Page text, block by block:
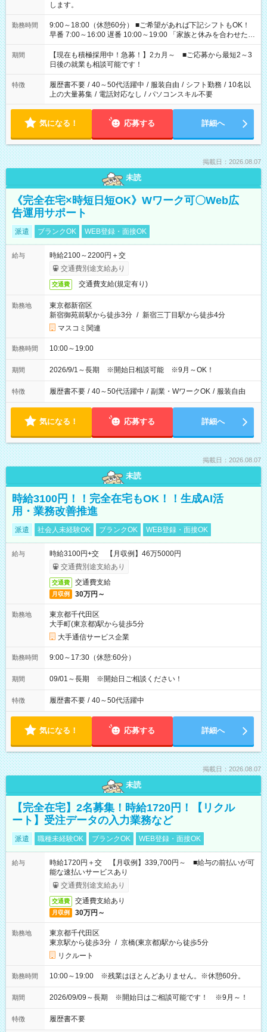
します。
勤務時間
9:00～18:00（休憩60分） ■ご希望があれば下記シフトもOK！
早番 7:00～16:00 遅番 10:00～19:00 「家族と休みを合わせた
い」 「余裕を持って夕飯の準備がしたい」 「できれば残業はし
たくない」 など、ご希望を教えてくださいね。 ※Wワーク希望
の方へ 今ご覧のお仕事で希望する勤務時間と、もう1つのお仕事
の勤務時間。 合計で週40時間を超える場合は応募できません。
期間
【現在も積極採用中！急募！】2カ月～ ■ご応募から最短2～3
日後の就業も相談可能です！
特徴 履歴書不要 / 40～50代活躍中 / 服装自由 / シフト勤務 / 10名以
上の大量募集 / 電話対応なし / パソコンスキル不要
気になる！ 応募する 詳細へ
掲載日：2026.08.07
未読
《完全在宅×時短日短OK》Wワーク可〇Web広
告運用サポート
派遣 ブランクOK WEB登録・面接OK
給与
時給2100～2200円＋交
交通費別途支給あり
交通費 交通費支給(規定有り)
勤務地
東京都新宿区
新宿御苑前駅から徒歩3分 / 新宿三丁目駅から徒歩4分
マスコミ関連
勤務時間 10:00～19:00
期間 2026/9/1～長期 ※開始日相談可能 ※9月～OK！
特徴 履歴書不要 / 40～50代活躍中 / 副業・WワークOK / 服装自由
気になる！ 応募する 詳細へ
掲載日：2026.08.07
未読
時給3100円！！完全在宅もOK！！生成AI活
用・業務改善推進
派遣 社会人未経験OK ブランクOK WEB登録・面接OK
給与
時給3100円+交 【月収例】46万5000円
交通費別途支給あり
交通費 交通費支給
月収例 30万円～
勤務地
東京都千代田区
大手町(東京都)駅から徒歩5分
大手通信サービス企業
勤務時間 9:00～17:30（休憩:60分）
期間 09/01～長期 ※開始日ご相談ください！
特徴 履歴書不要 / 40～50代活躍中
気になる！ 応募する 詳細へ
掲載日：2026.08.07
未読
【完全在宅】2名募集！時給1720円！【リクル
ート】受注データの入力業務など
派遣 職種未経験OK ブランクOK WEB登録・面接OK
給与
時給1720円＋交 【月収例】339,700円～ ■給与の前払いが可
能な速払いサービスあり
交通費別途支給あり
交通費 交通費支給あり
月収例 30万円～
勤務地
東京都千代田区
東京駅から徒歩3分 / 京橋(東京都)駅から徒歩5分
リクルート
勤務時間 10:00～19:00 ※残業はほとんどありません。※休憩60分。
期間 2026/09/09～長期 ※開始日はご相談可能です！ ※9月～！
特徴 履歴書不要